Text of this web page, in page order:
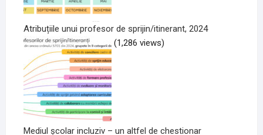
Atribuțiile unui profesor de sprijin/itinerant, 2024
(1,286 views)
Mediul școlar incluziv – un altfel de chestionar